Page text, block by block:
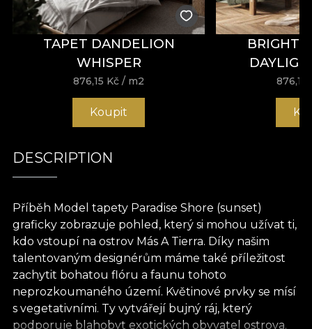
TAPET DANDELION
WHISPER
876,15 Kč / m2
Koupit
BRIGHT
876,15
DESCRIPTION
Příběh Model tapety Paradise Shore (sunset)
graficky zobrazuje pohled, který si mohou užívat ti,
kdo vstoupí na ostrov Más A Tierra. Díky našim
talentovaným designérům máme také příležitost
zachytit bohatou flóru a faunu tohoto
neprozkoumaného území. Květinové prvky se mísí
s vegetativními. Ty vytvářejí bujný ráj, který
podporuje blahobyt exotických obyvatel ostrova.